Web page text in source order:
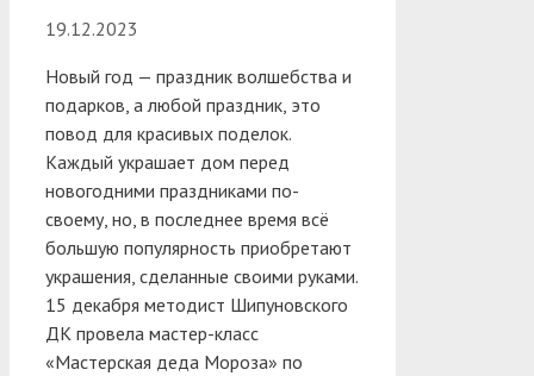
19.12.2023
Новый год — праздник волшебства и
подарков, а любой праздник, это
повод для красивых поделок.
Каждый украшает дом перед
новогодними праздниками по-
своему, но, в последнее время всё
большую популярность приобретают
украшения, сделанные своими руками.
15 декабря методист Шипуновского
ДК провела мастер-класс
«Мастерская деда Мороза» по